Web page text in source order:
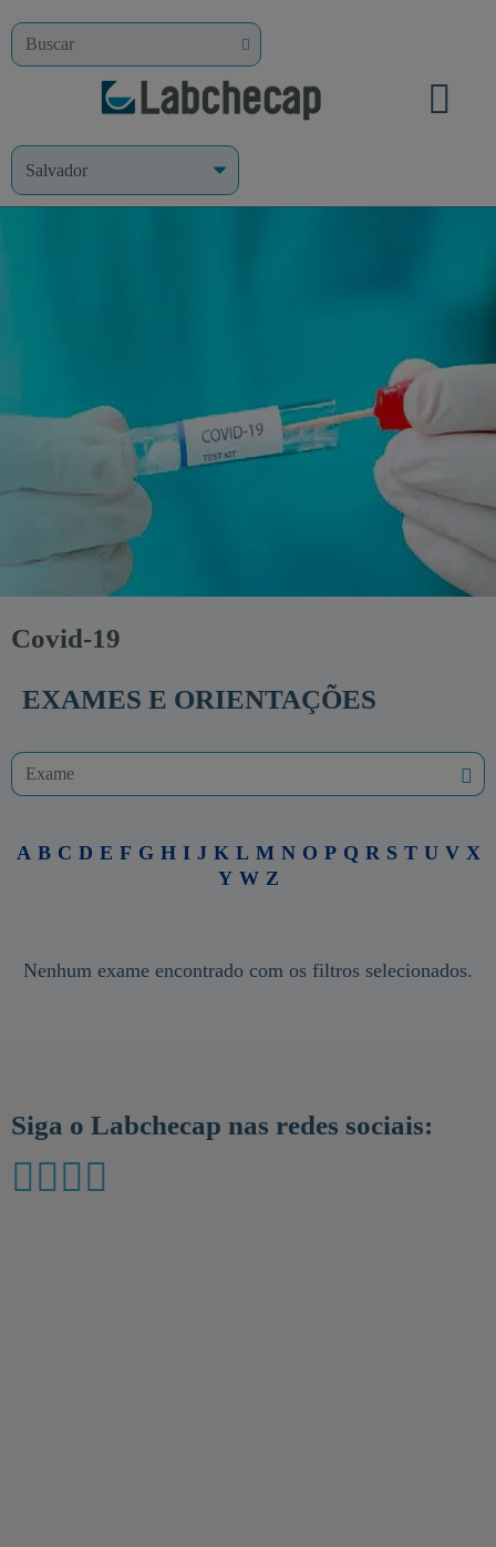
Covid-19
EXAMES E ORIENTAÇÕES
A B C D E F G H I J K L M N O P Q R S T U V X
Y W Z
Nenhum exame encontrado com os filtros selecionados.
Siga o Labchecap nas redes sociais: